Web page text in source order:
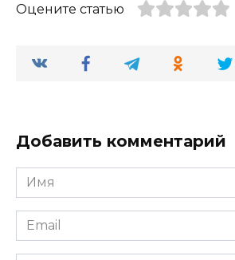
Оцените статью
Добавить комментарий
Имя
*
Email
*